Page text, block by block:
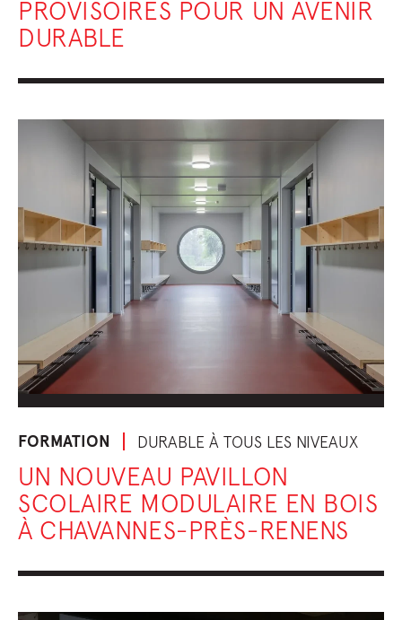
PROVISOIRES POUR UN AVENIR
DURABLE
FORMATION DURABLE À TOUS LES NIVEAUX
UN NOUVEAU PAVILLON
SCOLAIRE MODULAIRE EN BOIS
À CHAVANNES-PRÈS-RENENS